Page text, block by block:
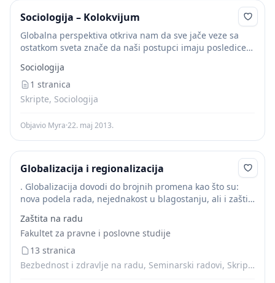
Sociologija – Kolokvijum
Globalna perspektiva otkriva nam da sve jače veze sa
ostatkom sveta znače da naši postupci imaju posledice
same. Globalizaciju čini...
Sociologija
1 stranica
Skripte, Sociologija
Objavio Myra·22. maj 2013.
Globalizacija i regionalizacija
. Globalizacija dovodi do brojnih promena kao što su:
nova podela rada, nejednakost u blagostanju, ali i zaštiti
i gde se ukidaju nacionalne...
Zaštita na radu
Fakultet za pravne i poslovne studije
13 stranica
Bezbednost i zdravlje na radu, Seminarski radovi, Skripte